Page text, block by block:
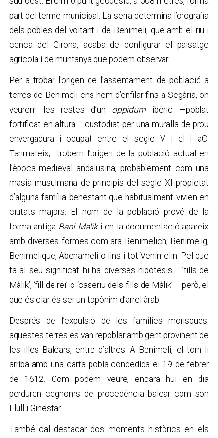
part del terme municipal. La serra determina l’orografia
dels pobles del voltant i de Benimeli, que amb el riu i
conca del Girona, acaba de configurar el paisatge
agrícola i de muntanya que podem observar.
Per a trobar l'origen de l’assentament de població a
terres de Benimeli ens hem d’enfilar fins a Segària, on
veurem les restes d’un oppidum ibèric —poblat
fortificat en altura— custodiat per una muralla de prou
envergadura i ocupat entre el segle V i el I aC.
Tanmateix, trobem l’origen de la població actual en
l’època medieval andalusina, probablement com una
masia musulmana de principis del segle XI propietat
d’alguna família benestant que habitualment vivien en
ciutats majors. El nom de la població prové de la
forma antiga Bani Maliki en la documentació apareix
amb diverses formes com ara Benimelich, Benimelig,
Benimelique, Abenameli o fins i tot Venimelin. Pel que
fa al seu significat hi ha diverses hipòtesis —’fills de
Màlik’, ‘fill de rei’ o ‘caseriu dels fills de Màlik’— però, el
que és clar és ser un topònim d’arrel àrab.
Després de l’expulsió de les famílies morisques,
aquestes terres es van repoblar amb gent provinent de
les illes Balears, entre d’altres. A Benimeli, el torn li
arribà amb una carta pobla concedida el 19 de febrer
de 1612. Com podem veure, encara hui en dia
perduren cognoms de procedència balear com són
Llull i Ginestar.
També cal destacar dos moments històrics en els